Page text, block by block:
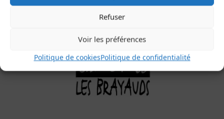
Refuser
Voir les préférences
Politique de cookiesPolitique de confidentialité